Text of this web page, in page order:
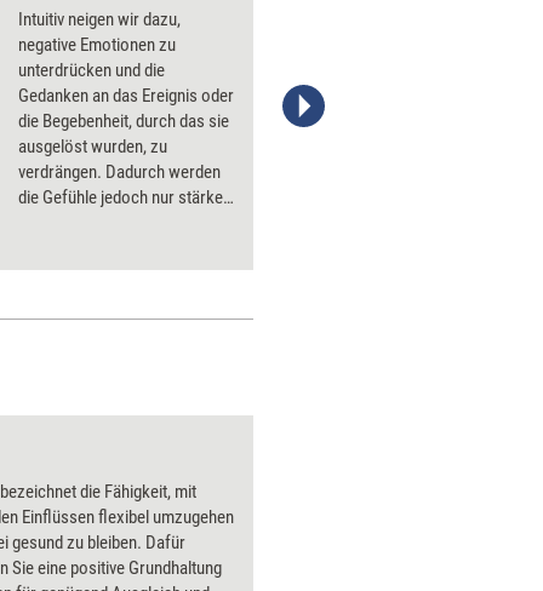
Intuitiv neigen wir dazu,
negative Emotionen zu
unterdrücken und die
Gedanken an das Ereignis oder
die Begebenheit, durch das sie
ausgelöst wurden, zu
verdrängen. Dadurch werden
die Gefühle jedoch nur stärker.
Stefanie Diers/trainerkoffer.de
die Fähigkeit, mit
Einflüssen flexibel umzugehen
gesund zu bleiben. Dafür
Sie eine positive Grundhaltung